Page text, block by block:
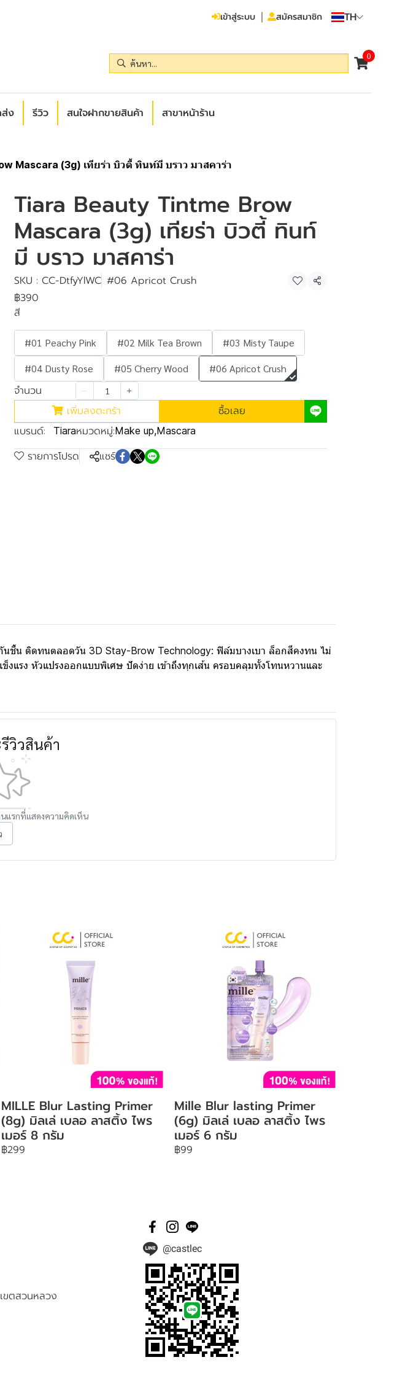
เข้าสู่ระบบ สมัครสมาชิก TH
0
ง รีวิว สนใจฝากขายสินค้า สาขาหน้าร้าน
Mascara (3g) เทียร่า บิวตี้ ทินท์มี บราว มาสคาร่า
Tiara Beauty Tintme Brow
Mascara (3g) เทียร่า บิวตี้ ทินท์
มี บราว มาสคาร่า
SKU : CC-DtfyYlWC #06 Apricot Crush
แชร์
฿390
สี
#01 Peachy Pink #02 Milk Tea Brown
#03 Misty Taupe
#04 Dusty Rose
#05 Cherry Wood #06 Apricot Crush
จำนวน
เพิ่มลงตะกร้า
ซื้อเลย
แบรนด์:
Tiaraหมวดหมู่:Make up,Mascara
รายการโปรด แชร์
นชื้น ติดทนตลอดวัน 3D Stay-Brow Technology: ฟิล์มบางเบา ล็อกสีคงทน ไม่
งแรง หัวแปรงออกแบบพิเศษ ปัดง่าย เข้าถึงทุกเส้น ครอบคลุมทั้งโทนหวานและ
วิวสินค้า
แรกที่แสดงความคิดเห็น
MILLE Blur Lasting Primer
(8g) มิลเล่ เบลอ ลาสติ้ง ไพร
เมอร์ 8 กรัม
฿299
Mille Blur lasting Primer
(6g) มิลเล่ เบลอ ลาสติ้ง ไพร
เมอร์ 6 กรัม
฿99
ตสวนหลวง
@castlec